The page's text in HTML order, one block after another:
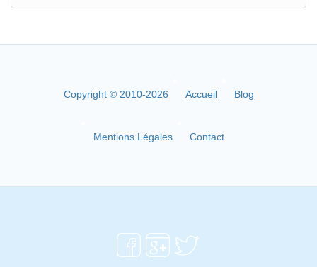
Copyright © 2010-2026 Accueil Blog
Mentions Légales Contact